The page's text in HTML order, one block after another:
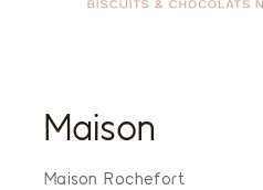
Maison
Maison Rochefort